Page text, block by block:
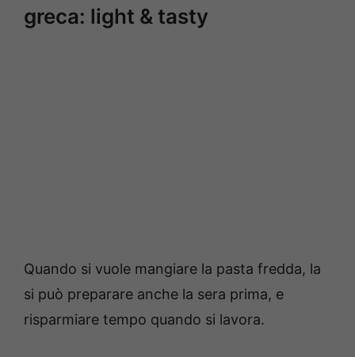
greca: light & tasty
Quando si vuole mangiare la pasta fredda, la
si può preparare anche la sera prima, e
risparmiare tempo quando si lavora.